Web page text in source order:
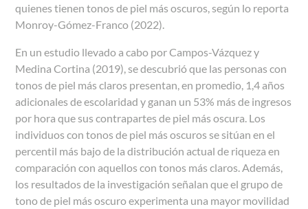
quienes tienen tonos de piel más oscuros, según lo reporta
Monroy-Gómez-Franco (2022).
En un estudio llevado a cabo por Campos-Vázquez y
Medina Cortina (2019), se descubrió que las personas con
tonos de piel más claros presentan, en promedio, 1,4 años
adicionales de escolaridad y ganan un 53% más de ingresos
por hora que sus contrapartes de piel más oscura. Los
individuos con tonos de piel más oscuros se sitúan en el
percentil más bajo de la distribución actual de riqueza en
comparación con aquellos con tonos más claros. Además,
los resultados de la investigación señalan que el grupo de
tono de piel más oscuro experimenta una mayor movilidad